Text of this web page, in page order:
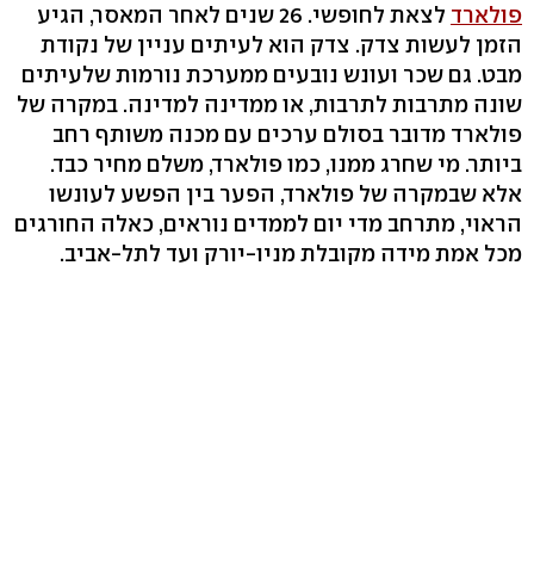
פולארד
לצאת לחופשי. 26 שנים לאחר המאסר, הגיע
הזמן לעשות צדק. צדק הוא לעיתים עניין של נקודת
מבט. גם שכר ועונש נובעים ממערכת נורמות שלעיתים
שונה מתרבות לתרבות, או ממדינה למדינה. במקרה של
פולארד מדובר בסולם ערכים עם מכנה משותף רחב
ביותר. מי שחרג ממנו, כמו פולארד, משלם מחיר כבד.
אלא שבמקרה של פולארד, הפער בין הפשע לעונשו
הראוי, מתרחב מדי יום לממדים נוראים, כאלה החורגים
מכל אמת מידה מקובלת מניו-יורק ועד לתל-אביב.